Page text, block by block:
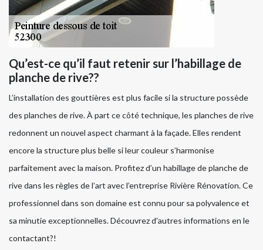
Qu’est-ce qu’il faut retenir sur l’habillage de
planche de rive??
L’installation des gouttières est plus facile si la structure possède
des planches de rive. À part ce côté technique, les planches de rive
redonnent un nouvel aspect charmant à la façade. Elles rendent
encore la structure plus belle si leur couleur s’harmonise
parfaitement avec la maison. Profitez d’un habillage de planche de
rive dans les règles de l’art avec l’entreprise Rivière Rénovation. Ce
professionnel dans son domaine est connu pour sa polyvalence et
sa minutie exceptionnelles. Découvrez d’autres informations en le
contactant?!